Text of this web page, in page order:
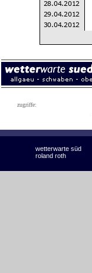
zugriffe:
wetterwarte süd
roland roth